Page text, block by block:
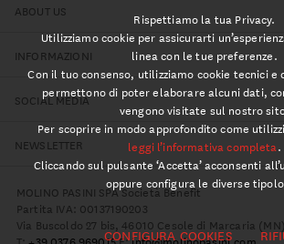
ABOUT US
INFORMAZIONI
SOCIAL MEDIA
NEWSLETTER
MOLINO PASINI SPA Società Benefit
Partita IVA: 00137190203
Via Buscoldo 27 bis, 46010 Cesole di Marcaria
Rispettiamo la tua Privacy.
Utilizziamo cookie per assicurarti
linea con le tue preferenze.
Con il tuo consenso, utilizziamo cookie tecnici e
permettono di poter elaborare alcuni dati,
vengono visitate sul nostro
Per scoprire in modo approfondito come
leggi l’informativa completa.
Cliccando sul pulsante ‘Accetta’ acconsenti
oppure configura le diverse
CONFIGURA COOKIES